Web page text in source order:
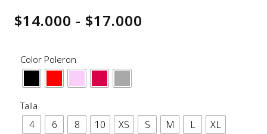
$14.000 - $17.000
Color Poleron
Talla
4 6 8 10 XS S M L
XL